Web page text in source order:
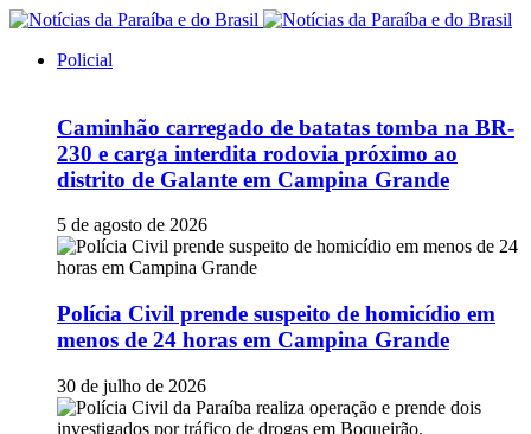
Policial
Caminhão carregado de batatas tomba na BR-
230 e carga interdita rodovia próximo ao
distrito de Galante em Campina Grande
5 de agosto de 2026
Polícia Civil prende suspeito de homicídio em
menos de 24 horas em Campina Grande
30 de julho de 2026